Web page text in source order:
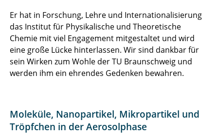
Er hat in Forschung, Lehre und Internationalisierung
das Institut für Physikalische und Theoretische
Chemie mit viel Engagement mitgestaltet und wird
eine große Lücke hinterlassen. Wir sind dankbar für
sein Wirken zum Wohle der TU Braunschweig und
werden ihm ein ehrendes Gedenken bewahren.
Moleküle, Nanopartikel, Mikropartikel und
Tröpfchen in der Aerosolphase